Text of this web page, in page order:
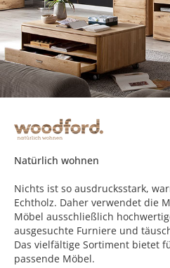
Natürlich wohnen
Nichts ist so ausdrucksstark,
Echtholz. Daher verwendet die
Möbel ausschließlich
ausgesuchte Furniere und
Das vielfältige Sortiment bietet
passende Möbel.